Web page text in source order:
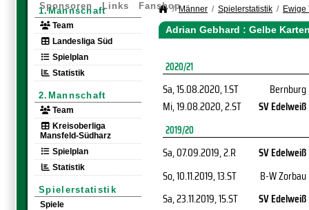
Sponsoren Links Fanshop
1.Mannschaft
Team
Landesliga Süd
Spielplan
Statistik
2.Mannschaft
Team
Kreisoberliga
Mansfeld-Südharz
Spielplan
Statistik
Spielerstatistik
Spiele
Männer Spielerstatistik Ewige
Adrian Gebhard : Gelbe
2020/21
Sa, 15.08.2020, 1.ST
Bernburg
Mi, 19.08.2020, 2.ST SV Edelweiß
2019/20
Sa, 07.09.2019, 2.R
SV Edelweiß
So, 10.11.2019, 13.ST
B-W Zorbau
Sa, 23.11.2019, 15.ST
SV Edelweiß